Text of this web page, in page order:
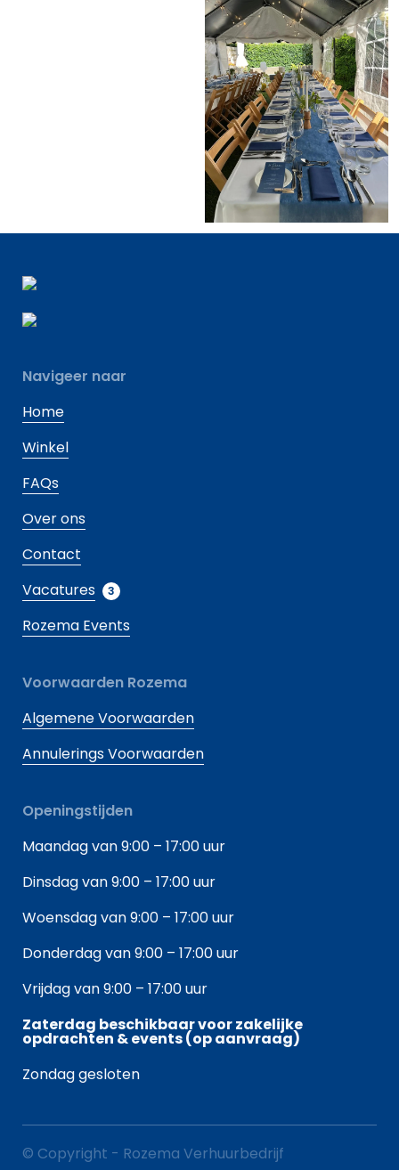
Navigeer naar
Home
Winkel
FAQs
Over ons
Contact
Vacatures
3
Rozema Events
Voorwaarden Rozema
Algemene Voorwaarden
Annulerings Voorwaarden
Openingstijden
Maandag van 9:00 – 17:00 uur
Dinsdag van 9:00 – 17:00 uur
Woensdag van 9:00 – 17:00 uur
Donderdag van 9:00 – 17:00 uur
Vrijdag van 9:00 – 17:00 uur
Zaterdag beschikbaar voor zakelijke
opdrachten & events (op aanvraag)
Zondag gesloten
© Copyright - Rozema Verhuurbedrijf